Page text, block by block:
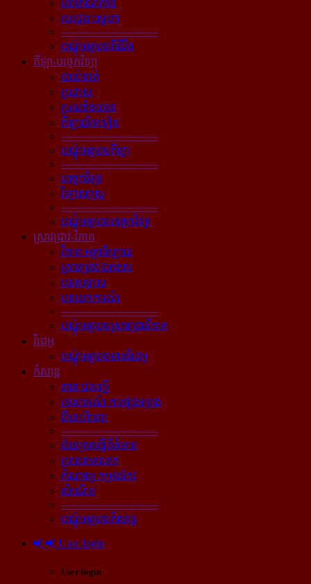
សោភ័ណភាព
បេះដូង ស្នេហា
----------------------------
បណ្ដុំអត្ថបទពីជីវិត
កីឡា-បច្ចេកវិទ្យា
បាល់ទាត់
ប្រដាល់
ប្រណាំងយាន
កីឡាដទៃទៀត
----------------------------
បណ្ដុំអត្ថបទកីឡា
----------------------------
បច្ចេកវិទ្យា
វិទ្យាសាស្ត្រ
----------------------------
បណ្ដុំអត្ថបទបច្ចេកវិទ្យា
ស្រាវជ្រាវ-វិភាគ
វិភាគ អត្ថាធិប្បាយ
ស្រាវជ្រាវ ឯកសារ
បទសម្ភាស
បទយកការណ៍
----------------------------
បណ្ដុំអត្ថបទស្រាវជ្រាវវិភាគ
វីដេអូ
បណ្ដុំអត្ថបទមានវីដេអូ
កំសាន្ដ
តារា ជនល្បី
ទេសចរណ៍ ការផ្សងព្រេង
ពីនេះពីនោះ
----------------------------
ជ័យគ្រតធ្វើព័ត៌មាន
ប្រលោមលោក
កំណាព្យ កម្រងកែវ
សំណើច
----------------------------
បណ្ដុំអត្ថបទកំសាន្ដ
User login
User login